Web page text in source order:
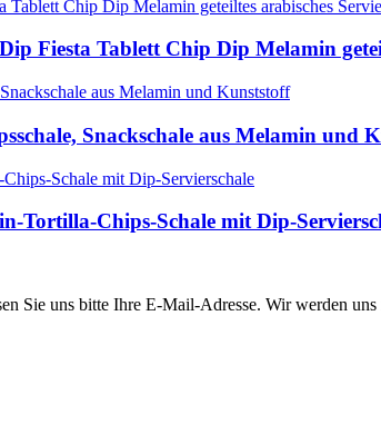
Fiesta Tablett Chip Dip Melamin
Snackschale aus Melamin und
Tortilla-Chips-Schale mit Dip-
Sie uns bitte Ihre E-Mail-Adresse. Wir werden